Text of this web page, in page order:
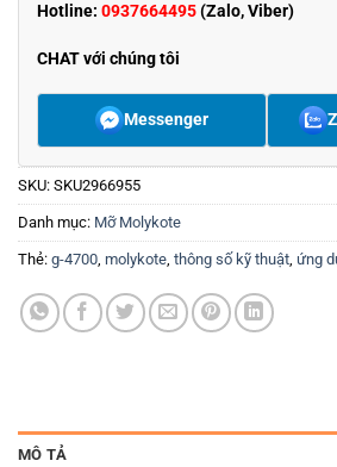
Hotline: 0937664495(Zalo, Viber)
CHAT với chúng tôi
Messenger
SKU: SKU2966955
Danh mục: Mỡ Molykote
Thẻ: g-4700 molykote thông số kỹ thuật ứng
MÔ TẢ